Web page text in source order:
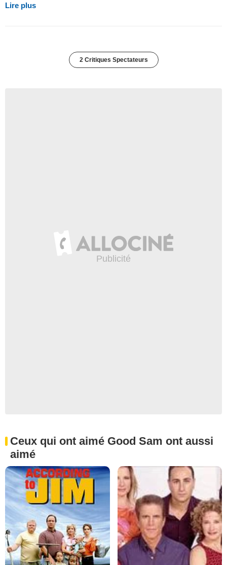
Lire plus
2 Critiques Spectateurs
Ceux qui ont aimé Good Sam ont aussi
aimé